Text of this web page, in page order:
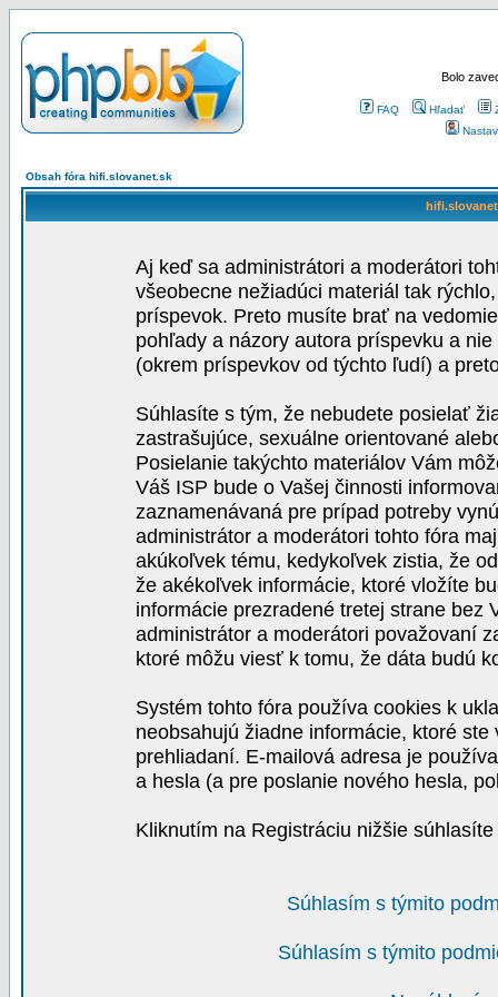
Bolo
FAQ Hľadať
Obsah fóra hifi.slovanet.sk
Aj keď sa administrátori a moderátori
všeobecne nežiadúci materiál tak
príspevok. Preto musíte brať na
pohľady a názory autora príspevku a
(okrem príspevkov od týchto ľudí) a
Súhlasíte s tým, že nebudete posielať
zastrašujúce, sexuálne orientované
Posielanie takýchto materiálov Vám
Váš ISP bude o Vašej činnosti
zaznamenávaná pre prípad potreby
administrátor a moderátori tohto fóra
akúkoľvek tému, kedykoľvek zistia, že
že akékoľvek informácie, ktoré vložíte
informácie prezradené tretej strane bez
administrátor a moderátori považovaní
ktoré môžu viesť k tomu, že dáta budú
Systém tohto fóra používa cookies k
neobsahujú žiadne informácie, ktoré
prehliadaní. E-mailová adresa je
a hesla (a pre poslanie nového hesla,
Kliknutím na Registráciu nižšie
Súhlasím s týmito
Súhlasím s týmito